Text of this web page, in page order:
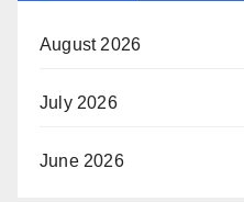
August 2026
July 2026
June 2026